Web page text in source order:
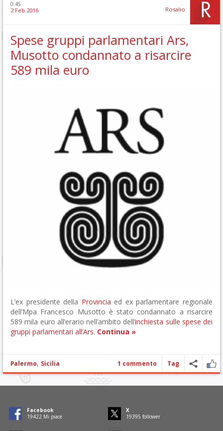
0:45
2 Feb 2016 Rosalio
Spese gruppi parlamentari Ars,
Musotto condannato a risarcire
589 mila euro
L’ex presidente della Provincia ed ex parlamentare regionale
dell’Mpa Francesco Musotto è stato condannato a risarcire
589 mila euro all’erario nell’ambito dell’inchiesta sulle spese dei
gruppi parlamentari all’Ars. Continua »
Palermo, Sicilia 1 commento Tag
Facebook
19737 Mi piace
X
19710 follower